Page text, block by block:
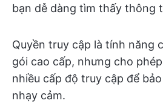
bạn dễ dàng tìm thấy thông
Quyền truy cập là tính năng
gói cao cấp, nhưng cho
nhiều cấp độ truy cập để
nhạy cảm.